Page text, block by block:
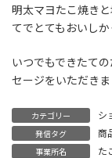
明太マヨたこ焼き
てでとてもおいしか
いつでもできたて
セージをいただきま
カテゴリー シ
発信タグ 商
事業所名 た